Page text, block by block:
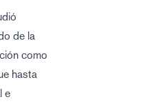
de la
como
hasta
e